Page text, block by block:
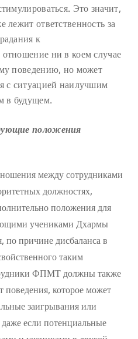
Это значит,
лежит ответственность за
к
ни в коем случае
поведению, но может
с ситуацией наилучшим
в будущем.
положения
между сотрудниками
должностях,
положения для
учениками Дхармы
по причине дисбаланса в
таким
ФПМТ должны также
поведения, которое может
заигрывания или
если потенциальные